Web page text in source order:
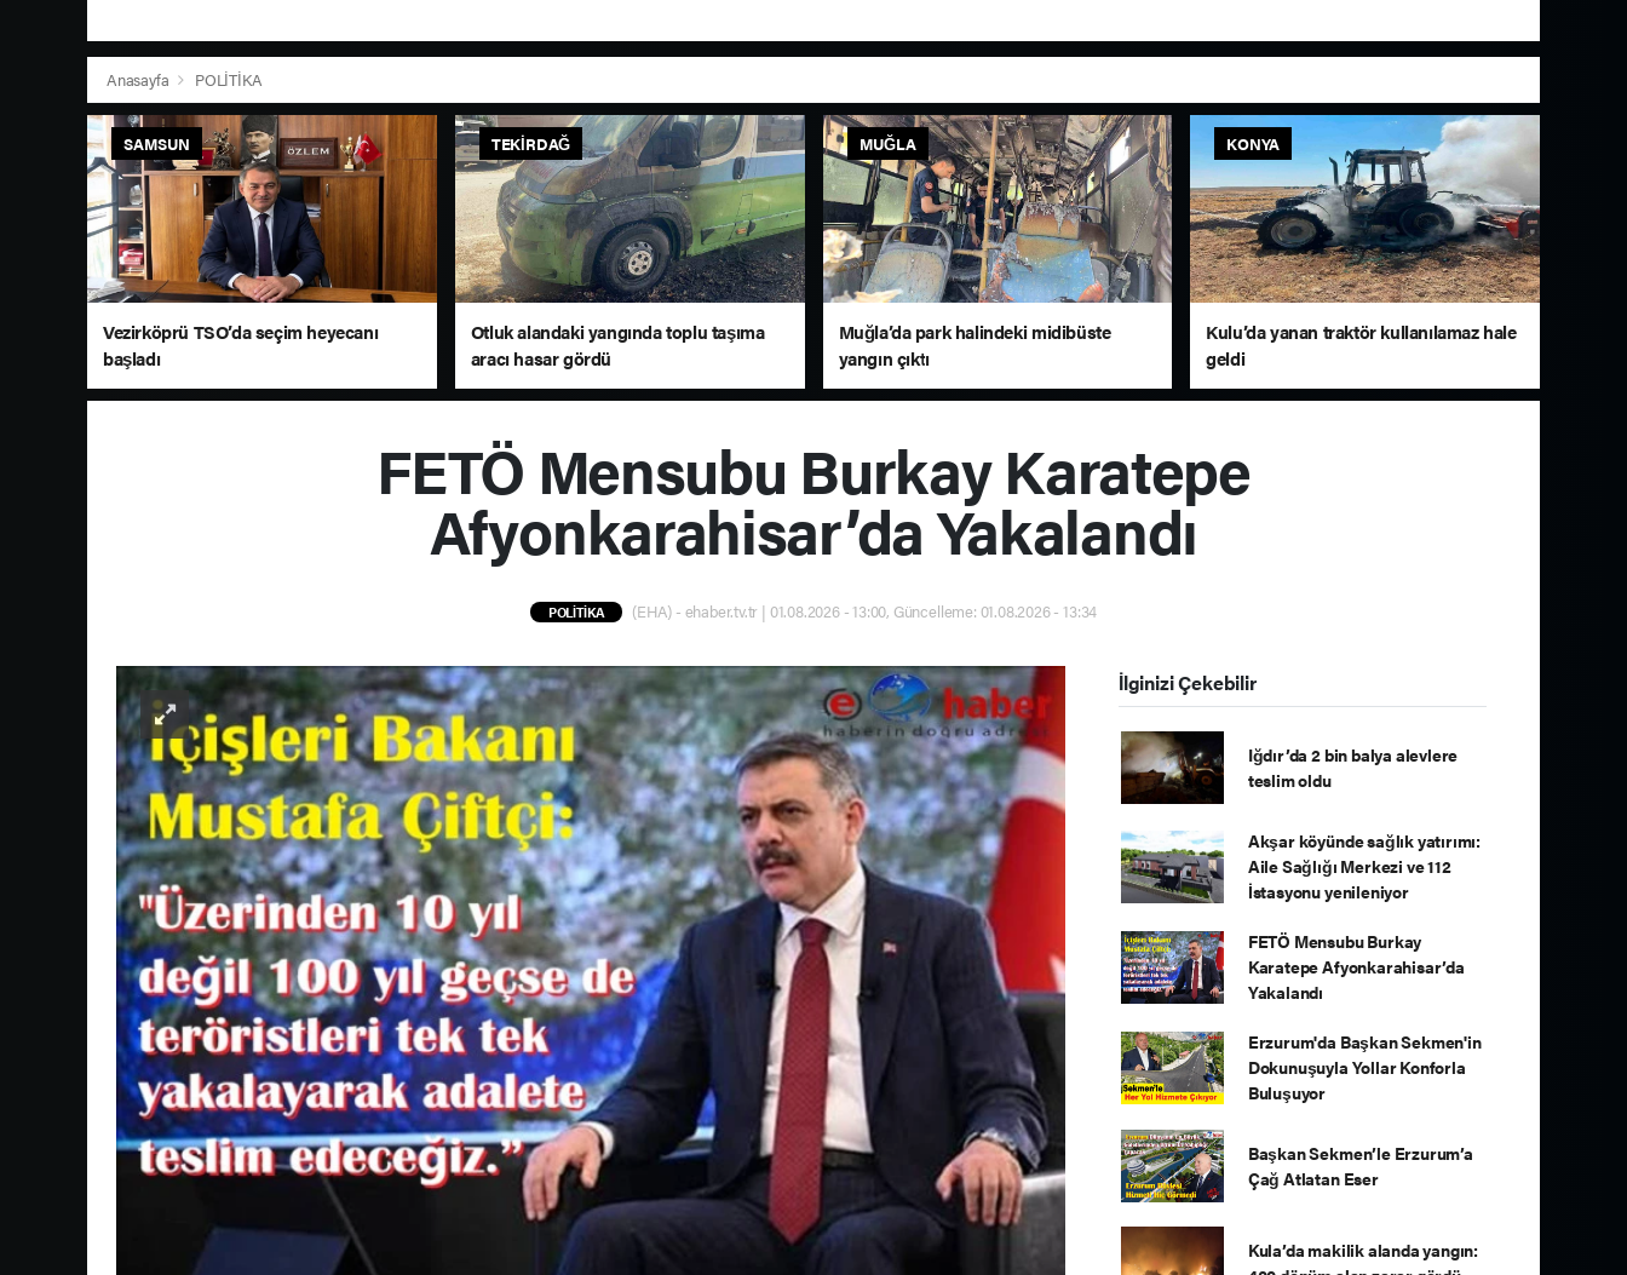
Anasayfa POLİTİKA
SAMSUN
Vezirköprü TSO’da seçim heyecanı
başladı
TEKIRDAĞ
Otluk alandaki yangında toplu taşıma
aracı hasar gördü
MUĞLA
Muğla’da park halindeki midibüste
yangın çıktı
KONYA
Kulu’da yanan traktör kullanılamaz hale
geldi
FETÖ Mensubu Burkay Karatepe
Afyonkarahisar’da Yakalandı
POLİTİKA (EHA) - ehaber.tv.tr | 01.08.2026 - 13:00, Güncelleme: 01.08.2026 - 13:34
İlginizi Çekebilir
Iğdır’da 2 bin balya alevlere
teslim oldu
Akşar köyünde sağlık yatırımı:
Aile Sağlığı Merkezi ve 112
İstasyonu yenileniyor
FETÖ Mensubu Burkay
Karatepe Afyonkarahisar’da
Yakalandı
Erzurum'da Başkan Sekmen'in
Dokunuşuyla Yollar Konforla
Buluşuyor
Başkan Sekmen’le Erzurum’a
Çağ Atlatan Eser
Kula’da makilik alanda yangın: